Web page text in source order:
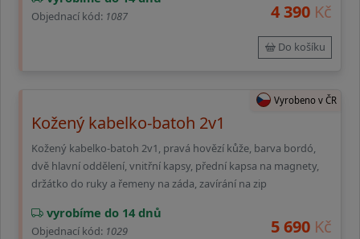
Objednací kód: 1087 4 390 Kč
Do košíku
Vyrobeno v ČR
Kožený kabelko-batoh 2v1
Kožený kabelko-batoh 2v1, pravá hovězí kůže, barva bordó,
dvě hlavní oddělení, vnitřní kapsy, přední kapsa na magnety,
držátko do ruky a řemeny na záda, zavírání na zip
vyrobíme do 14 dnů
Objednací kód: 1029 5 690 Kč